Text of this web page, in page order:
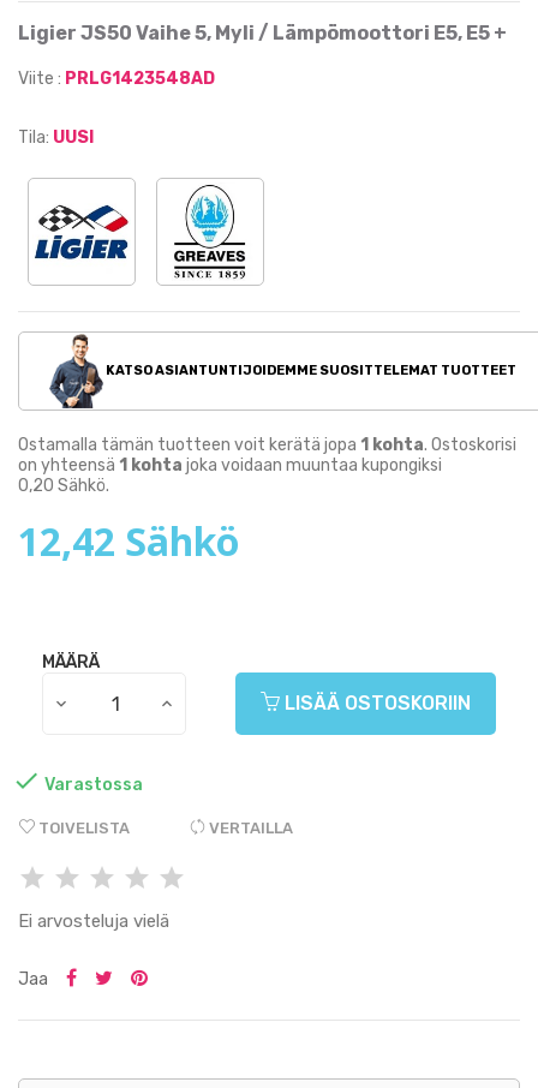
Ligier JS50 Vaihe 5, Myli / Lämpömoottori E5, E5 +
Viite : PRLG1423548AD
Tila: UUSI
KATSO ASIANTUNTIJOIDEMME SUOSITTELEMAT TUOTTEET
Ostamalla tämän tuotteen voit kerätä jopa 1 kohta. Ostoskorisi
on yhteensä 1 kohta joka voidaan muuntaa kupongiksi
0,20 Sähkö.
12,42 Sähkö
MÄÄRÄ
LISÄÄ OSTOSKORIIN
 Varastossa
TOIVELISTA VERTAILLA
Ei arvosteluja vielä
Jaa